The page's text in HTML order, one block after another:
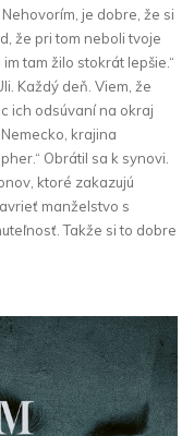
je dobre, že si
že pri tom neboli tvoje
tam žilo stokrát lepšie.“
Každý deň. Viem, že
ich odsúvaní na okraj
krajina
Obrátil sa k synovi.
ktoré zakazujú
manželstvo s
Takže si to dobre